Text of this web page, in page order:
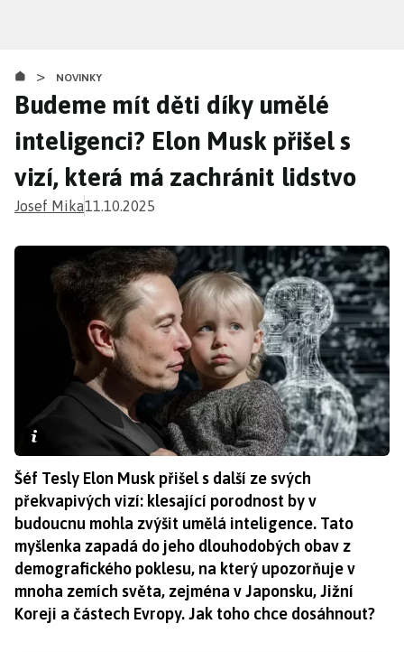
obsahu
> NOVINKY
Budeme mít děti díky umělé
inteligenci? Elon Musk přišel s
vizí, která má zachránit lidstvo
Josef Mika11.10.2025
Šéf Tesly Elon Musk přišel s další ze svých
překvapivých vizí: klesající porodnost by v
budoucnu mohla zvýšit umělá inteligence. Tato
myšlenka zapadá do jeho dlouhodobých obav z
demografického poklesu, na který upozorňuje v
mnoha zemích světa, zejména v Japonsku, Jižní
Koreji a částech Evropy. Jak toho chce dosáhnout?